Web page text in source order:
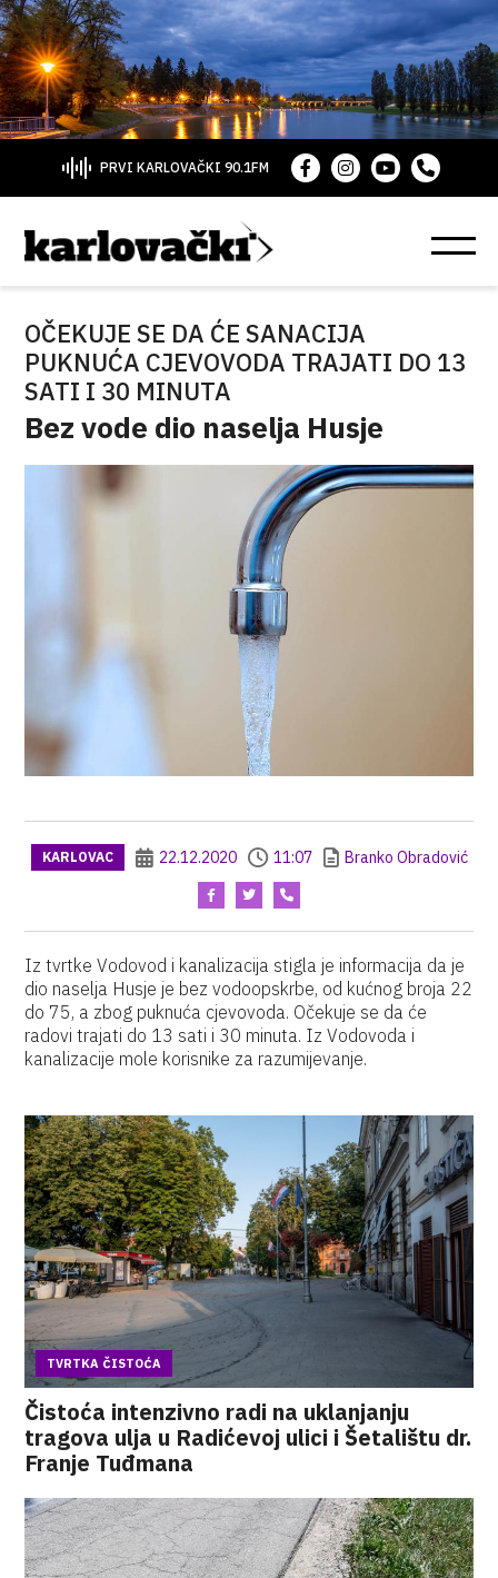
PRVI KARLOVAČKI 90.1FM
OČEKUJE SE DA ĆE SANACIJA
PUKNUĆA CJEVOVODA TRAJATI DO 13
SATI I 30 MINUTA
Bez vode dio naselja Husje
KARLOVAC 22.12.2020 11:07 Branko Obradović
Iz tvrtke Vodovod i kanalizacija stigla je informacija da je
dio naselja Husje je bez vodoopskrbe, od kućnog broja 22
do 75, a zbog puknuća cjevovoda. Očekuje se da će
radovi trajati do 13 sati i 30 minuta. Iz Vodovoda i
kanalizacije mole korisnike za razumijevanje.
TVRTKA ČISTOĆA
Čistoća intenzivno radi na uklanjanju
tragova ulja u Radićevoj ulici i Šetalištu dr.
Franje Tuđmana